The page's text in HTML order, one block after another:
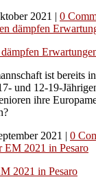
2021 | 0
ist bereits
und 12-19-
ihre
2021 | 0
2021 in Pesaro